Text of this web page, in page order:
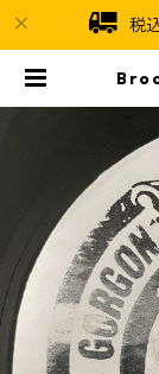
税